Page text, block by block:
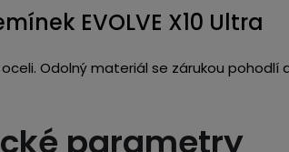
EVOLVE X10 Ultra
oceli. Odolný materiál se zárukou